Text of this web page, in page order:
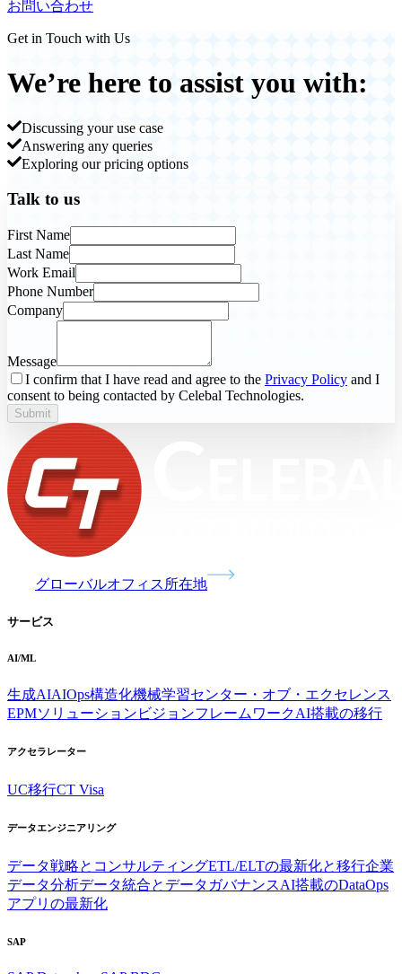
お問い合わせ
Get in Touch with Us
We’re here to assist you with:
Discussing your use case
Answering any queries
Exploring our pricing options
Talk to us
First Name
Last Name
Work Email
Phone Number
Company
Message
I confirm that I have read and agree to the Privacy Policy and I
consent to being contacted by Celebal Technologies.
Submit
グローバルオフィス所在地
サービス
AI/ML
生成AIAIOps構造化機械学習センター・オブ・エクセレンス
EPMソリューション ビジョンフレームワークAI搭載の移行
アクセラレーター
UC移行CT Visa
データエンジニアリング
データ戦略とコンサルティングETL/ELTの最新化と移行企業
データ分析データ統合とデータガバナンスAI搭載のDataOps
アプリの最新化
SAP